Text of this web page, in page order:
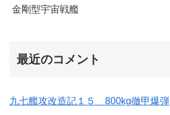
金剛型宇宙戦艦
最近のコメント
九七艦攻改造記１５ 800kg徹甲爆弾